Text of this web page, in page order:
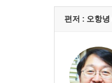
편저 : 오항녕